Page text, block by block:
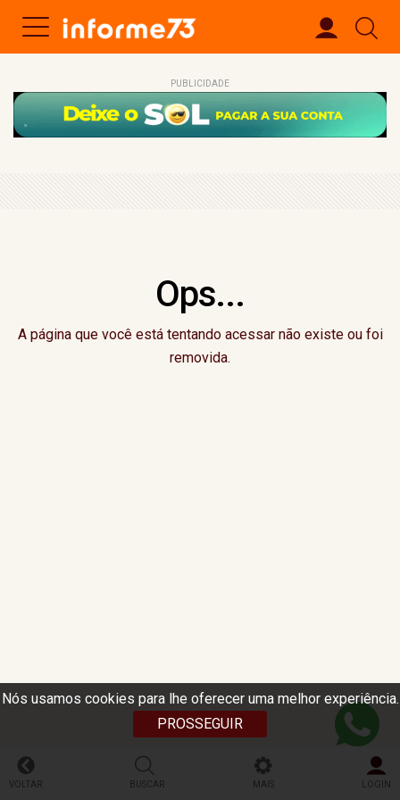
Nós usamos cookies para lhe oferecer uma melhor experiência.
PROSSEGUIR
PUBLICIDADE
Ops...
A página que você está tentando acessar não existe ou foi
removida.
VOLTAR BUSCAR MAIS LOGIN